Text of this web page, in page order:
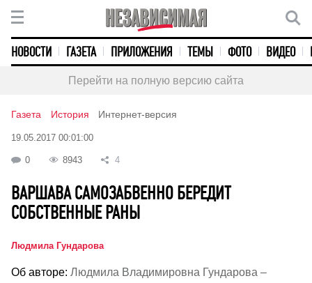
НОВОСТИ ГАЗЕТА ПРИЛОЖЕНИЯ ТЕМЫ ФОТО ВИДЕО
Перейти на полную версию сайта
Газета История Интернет-версия
19.05.2017 00:01:00
0 8943 4
ВАРШАВА САМОЗАБВЕННО БЕРЕДИТ
СОБСТВЕННЫЕ РАНЫ
Людмила Гундарова
Об авторе: Людмила Владимировна Гундарова –